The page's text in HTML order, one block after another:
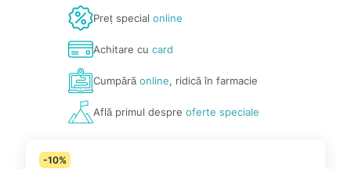
Preț special online
Achitare cu card
Cumpărăonline, ridică în farmacie
Află primul despre oferte speciale
-10%